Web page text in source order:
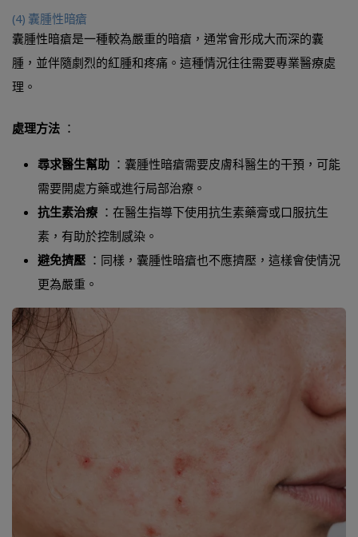
(4) 囊腫性暗瘡
囊腫性暗瘡是一種較為嚴重的暗瘡，通常會形成大而深的囊
腫，並伴隨劇烈的紅腫和疼痛。這種情況往往需要專業醫療處
理。
處理方法 ：
尋求醫生幫助 ：囊腫性暗瘡需要皮膚科醫生的干預，可能
需要開處方藥或進行局部治療。
抗生素治療 ：在醫生指導下使用抗生素藥膏或口服抗生
素，有助於控制感染。
避免擠壓 ：同樣，囊腫性暗瘡也不應擠壓，這樣會使情況
更為嚴重。